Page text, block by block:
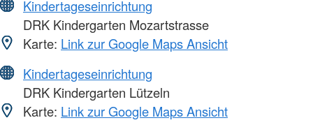
Kindertageseinrichtung
DRK Kindergarten Mozartstrasse
Karte: Link zur Google Maps Ansicht
Kindertageseinrichtung
DRK Kindergarten Lützeln
Karte: Link zur Google Maps Ansicht